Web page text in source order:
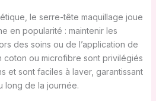
le serre-tête maquillage joue
en popularité : maintenir les
des soins ou de l’application de
coton ou microfibre sont privilégiés
et sont faciles à laver, garantissant
long de la journée.